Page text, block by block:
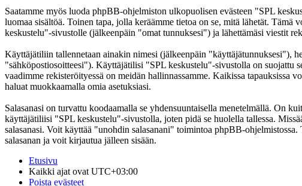
Saatamme myös luoda phpBB-ohjelmiston ulkopuolisen evästeen "SPL
luomaa sisältöä. Toinen tapa, jolla keräämme tietoa on se, mitä lähetät.
keskustelu"-sivustolle (jälkeenpäin "omat tunnuksesi") ja lähettämäsi viestit
Käyttäjätiliin tallennetaan ainakin nimesi (jälkeenpäin "käyttäjätunnuksesi"),
"sähköpostiosoitteesi"). Käyttäjätilisi "SPL keskustelu"-sivustolla on suojattu
vaadimme rekisteröityessä on meidän hallinnassamme. Kaikissa
haluat muokkaamalla omia asetuksiasi.
Salasanasi on turvattu koodaamalla se yhdensuuntaisella menetelmällä. On
käyttäjätiliisi "SPL keskustelu"-sivustolla, joten pidä se huolella tallessa.
salasanasi. Voit käyttää "unohdin salasanani" toimintoa phpBB-
salasanan ja voit kirjautua jälleen sisään.
Etusivu
Kaikki ajat ovat UTC+03:00
Poista evästeet